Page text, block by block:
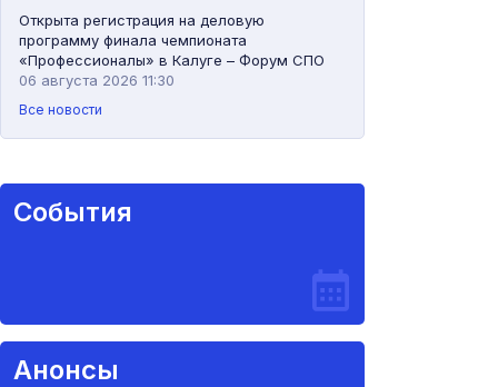
События
Анонсы
Открыта регистрация на деловую
программу финала чемпионата
«Профессионалы» в Калуге – Форум СПО
06 августа 2026 11:30
Все новости